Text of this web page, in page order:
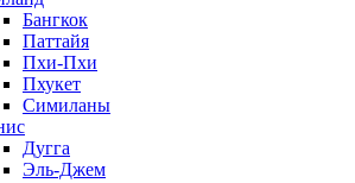
Бангкок
Паттайя
Пхи-Пхи
Пхукет
Симиланы
Дугга
Эль-Джем